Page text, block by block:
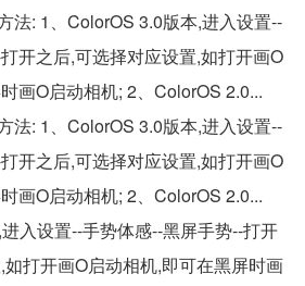
法: 1、ColorOS 3.0版本,进入设置--
开之后,可选择对应设置,如打开画O
画O启动相机; 2、ColorOS 2.0...
法: 1、ColorOS 3.0版本,进入设置--
开之后,可选择对应设置,如打开画O
画O启动相机; 2、ColorOS 2.0...
入设置--手势体感--黑屏手势--打开
打开画O启动相机,即可在黑屏时画